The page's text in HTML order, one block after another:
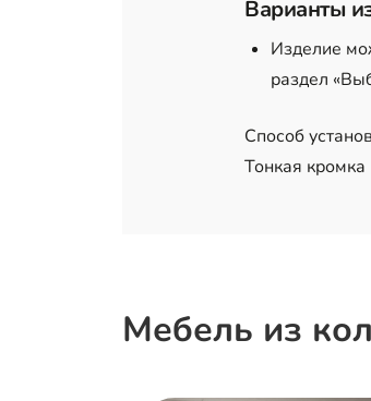
Варианты
Изделие
раздел
Способ
Тонкая
Мебель из